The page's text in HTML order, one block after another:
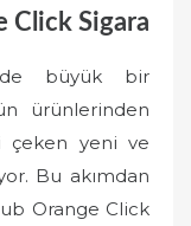
Click Sigara
büyük bir
ürünlerinden
çeken yeni ve
Bu akımdan
Orange Click